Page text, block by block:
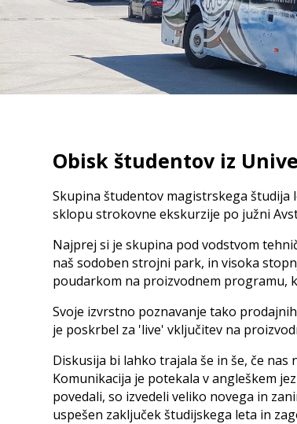
S120 -
Linije za izdelavo dolžinskega spoja iz
Linija za proizvodnjo masivnega
Dvižno zvračalni razlagalnik
Vakumski razlagalnik
Vstopne in izstopne rešitve za
Powerfeed
Izstopni in upočasnjevalni trakovi
Prečni transport
Razvrščanje po kakovosti
Merilnik vlage
Prepoznavanje konkavnosti in letnic
Obisk študentov iz
Skupina študentov magistrskega študija
sklopu strokovne ekskurzije po južni
Najprej si je skupina pod vodstvom
naš sodoben strojni park, in visoka
poudarkom na proizvodnem programu,
Svoje izvrstno poznavanje tako
je poskrbel za 'live' vključitev na
Diskusija bi lahko trajala še in še, če
Komunikacija je potekala v angleškem
povedali, so izvedeli veliko novega in
uspešen zaključek študijskega leta in